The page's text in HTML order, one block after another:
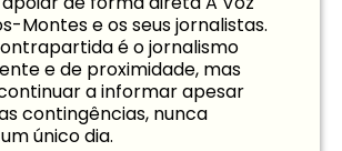
Montes e os seus jornalistas.
é o jornalismo
e de proximidade, mas
a informar apesar
contingências, nunca
único dia.